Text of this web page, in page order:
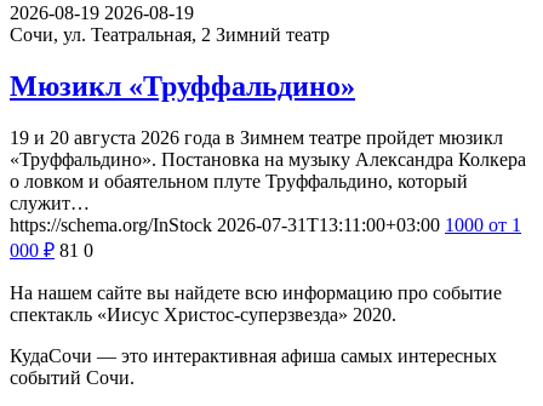
2026-08-19 2026-08-19
Сочи, ул. Театральная, 2 Зимний театр
Мюзикл «Труффальдино»
19 и 20 августа 2026 года в Зимнем театре пройдет мюзикл
«Труффальдино». Постановка на музыку Александра Колкера
о ловком и обаятельном плуте Труффальдино, который
служит…
https://schema.org/InStock 2026-07-31T13:11:00+03:00 1000 от 1
000 ₽ 81 0
На нашем сайте вы найдете всю информацию про событие
спектакль «Иисус Христос-суперзвезда» 2020.
КудаСочи — это интерактивная афиша самых интересных
событий Сочи.